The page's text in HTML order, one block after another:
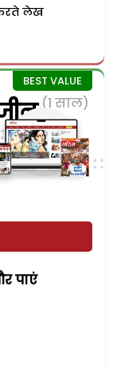
लेख
(1 साल)
पाएं